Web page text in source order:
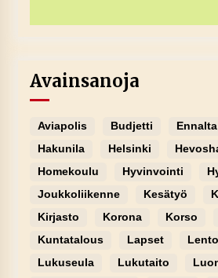
Avainsanoja
Aviapolis Budjetti
Hakunila
Helsinki
Homekoulu
Hyvinvointi
Joukkoliikenne
Kesätyö
Kirjasto
Korona Korso
Kuntatalous
Lapset
Lukuseula
Lukutaito